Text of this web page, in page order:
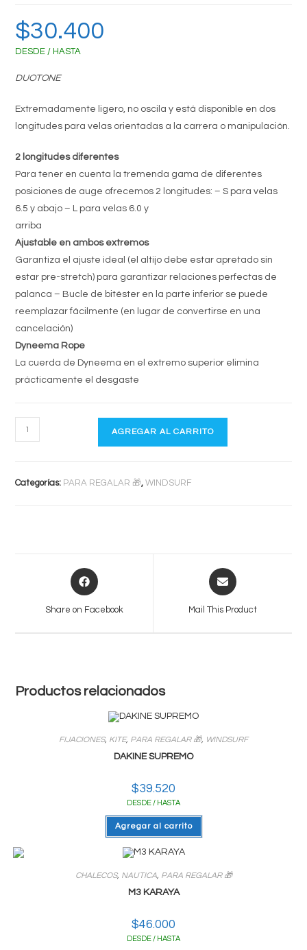
$30.400
DESDE / HASTA
DUOTONE
Extremadamente ligero, no oscila y está disponible en dos
longitudes para velas orientadas a la carrera o manipulación.
2 longitudes diferentes
Para tener en cuenta la tremenda gama de diferentes
posiciones de auge ofrecemos 2 longitudes: – S para velas
6.5 y abajo – L para velas 6.0 y
arriba
Ajustable en ambos extremos
Garantiza el ajuste ideal (el altijo debe estar apretado sin
estar pre-stretch) para garantizar relaciones perfectas de
palanca – Bucle de bitéster en la parte inferior se puede
reemplazar fácilmente (en lugar de convertirse en una
cancelación)
Dyneema Rope
La cuerda de Dyneema en el extremo superior elimina
prácticamente el desgaste
DRIZA
DUOTONE
AGREGAR AL CARRITO
Categorías: PARA REGALAR 🎁,WINDSURF
Opens
in
Share on Facebook
Opens
in
Mail This Product
Productos relacionados
FIJACIONES, KITE, PARA REGALAR 🎁, WINDSURF
DAKINE SUPREMO
$39.520
DESDE / HASTA
Agregar al carrito
CHALECOS, NAUTICA, PARA REGALAR 🎁
M3 KARAYA
$46.000
DESDE / HASTA